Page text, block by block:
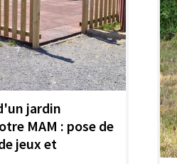
jardin
MAM : pose de
jeux et